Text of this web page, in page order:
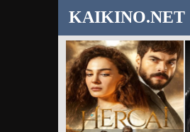
KAIKINO.NET